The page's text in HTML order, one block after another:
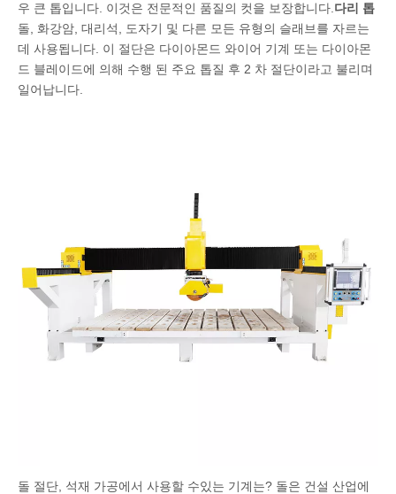
우 큰 톱입니다. 이것은 전문적인 품질의 컷을 보장합니다. 다리 톱
돌, 화강암, 대리석, 도자기 및 다른 모든 유형의 슬래브를 자르는
데 사용됩니다. 이 절단은 다이아몬드 와이어 기계 또는 다이아몬
드 블레이드에 의해 수행 된 주요 톱질 후 2 차 절단이라고 불리며
일어납니다.
돌 절단, 석재 가공에서 사용할 수있는 기계는? 돌은 건설 산업에